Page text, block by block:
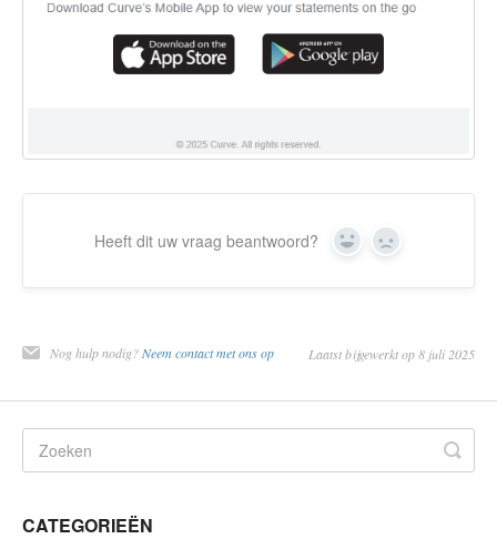
Heeft dit uw vraag beantwoord? Ja Nee
Nog hulp nodig?Neem contact met ons op Laatst bijgewerkt op 8 juli 2025
CATEGORIEËN